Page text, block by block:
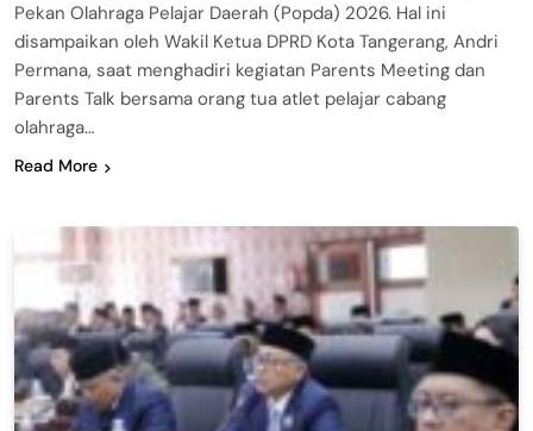
Pekan Olahraga Pelajar Daerah (Popda) 2026. Hal ini
disampaikan oleh Wakil Ketua DPRD Kota Tangerang, Andri
Permana, saat menghadiri kegiatan Parents Meeting dan
Parents Talk bersama orang tua atlet pelajar cabang
olahraga…
Read More